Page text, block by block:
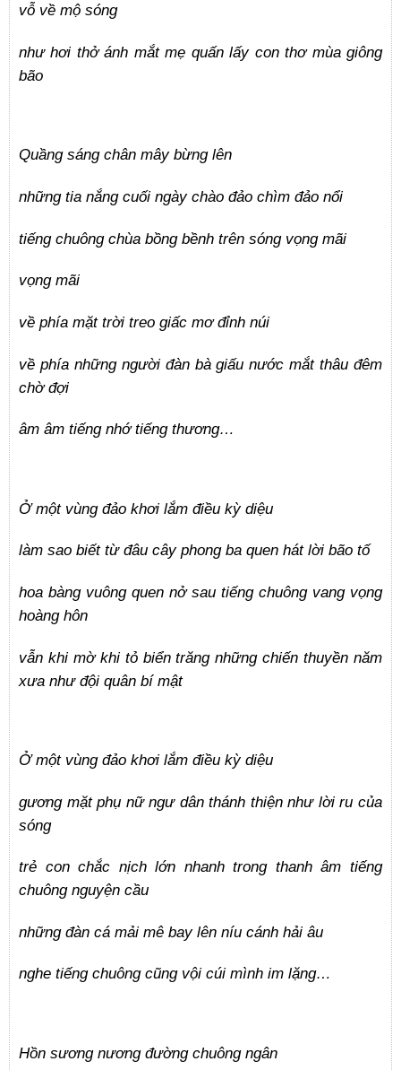
vỗ về mộ sóng
như hơi thở ánh mắt mẹ quấn lấy con thơ mùa giông
bão
Quầng sáng chân mây bừng lên
những tia nắng cuối ngày chào đảo chìm đảo nổi
tiếng chuông chùa bồng bềnh trên sóng vọng mãi
vọng mãi
về phía mặt trời treo giấc mơ đỉnh núi
về phía những người đàn bà giấu nước mắt thâu đêm
chờ đợi
âm âm tiếng nhớ tiếng thương…
Ở một vùng đảo khơi lắm điều kỳ diệu
làm sao biết từ đâu cây phong ba quen hát lời bão tố
hoa bàng vuông quen nở sau tiếng chuông vang vọng
hoàng hôn
vẫn khi mờ khi tỏ biển trăng những chiến thuyền năm
xưa như đội quân bí mật
Ở một vùng đảo khơi lắm điều kỳ diệu
gương mặt phụ nữ ngư dân thánh thiện như lời ru của
sóng
trẻ con chắc nịch lớn nhanh trong thanh âm tiếng
chuông nguyện cầu
những đàn cá mải mê bay lên níu cánh hải âu
nghe tiếng chuông cũng vội cúi mình im lặng…
Hồn sương nương đường chuông ngân